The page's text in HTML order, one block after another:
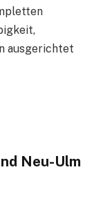
ausgerichtet
Neu-Ulm